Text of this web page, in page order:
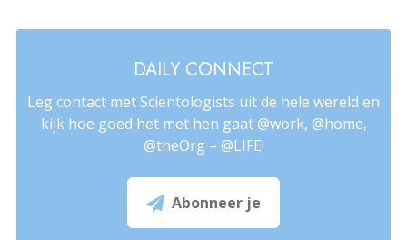
DAILY CONNECT
Leg contact met Scientologists uit de hele wereld en
kijk hoe goed het met hen gaat @work, @home,
@theOrg – @LIFE!
Abonneer je